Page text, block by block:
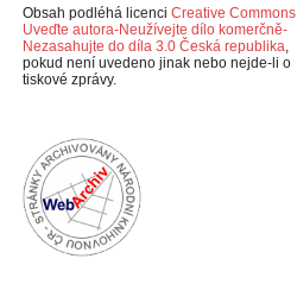
Obsah podléhá licenci Creative Commons
Uveďte autora-Neužívejte dílo komerčně-
Nezasahujte do díla 3.0 Česká republika
pokud není uvedeno jinak nebo nejde-li o
tiskové zprávy.